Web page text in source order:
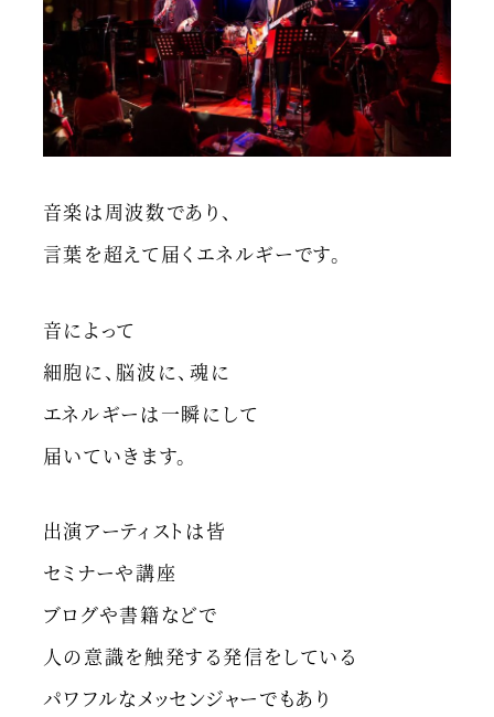
音楽は周波数であり、
言葉を超えて届くエネルギーです。
音によって
細胞に、脳波に、魂に
エネルギーは一瞬にして
届いていきます。
出演アーティストは皆
セミナーや講座
ブログや書籍などで
人の意識を触発する発信をしている
パワフルなメッセンジャーでもあり